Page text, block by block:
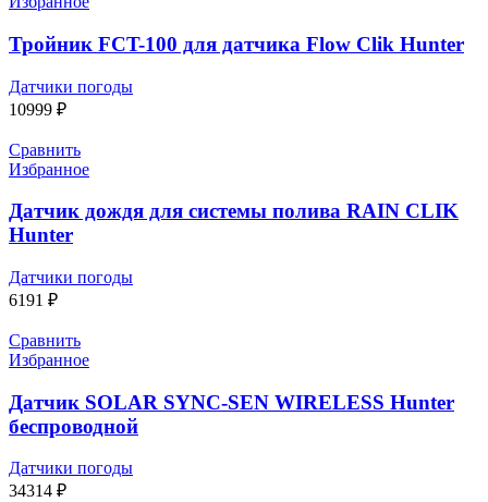
Тройник FCT-100 для датчика Flow Clik Hunter
Датчики погоды
10999 ₽
Сравнить
Избранное
Датчик дождя для системы полива RAIN CLIK
Hunter
Датчики погоды
6191 ₽
Сравнить
Избранное
Датчик SOLAR SYNC-SEN WIRELESS Hunter
беспроводной
Датчики погоды
34314 ₽